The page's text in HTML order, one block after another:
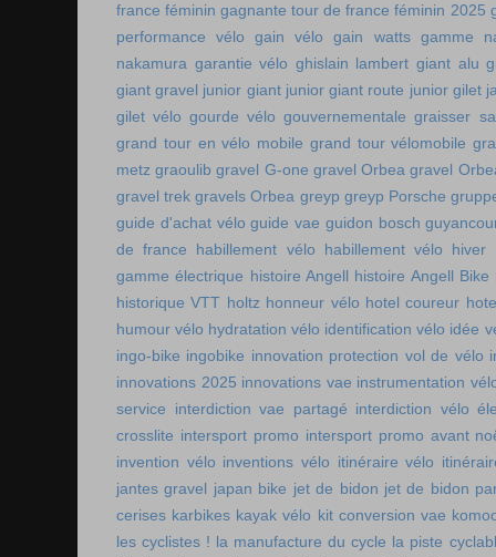
france féminin gagnante tour de france féminin 2025
performance vélo
gain vélo gain watts gamme
nakamura garantie vélo ghislain lambert giant alu
giant gravel junior giant junior giant route junior gilet
gilet vélo gourde vélo gouvernementale graisser
grand tour en vélo mobile grand tour vélomobile
metz graoulib gravel G-one gravel Orbea gravel
gravel trek gravels Orbea greyp greyp Porsche
guide d'achat vélo guide vae guidon bosch
de france
habillement vélo habillement vélo hiver
gamme électrique histoire Angell histoire Angell Bike
historique VTT holtz honneur vélo hotel coureur
humour vélo hydratation vélo identification vélo idée
ingo-bike ingobike innovation protection vol de vélo
innovations 2025 innovations vae instrumentation
service
interdiction vae partagé interdiction vélo
crosslite intersport promo intersport promo avant
invention vélo inventions vélo itinéraire vélo
jantes gravel japan bike jet de bidon jet de bidon
cerises karbikes kayak vélo kit conversion vae
les cyclistes ! la manufacture du cycle la piste